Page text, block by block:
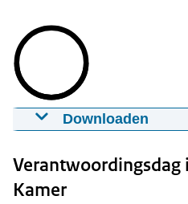
Downloaden
16-05-20222:09mp4
Verantwoordingsdag
Kamer